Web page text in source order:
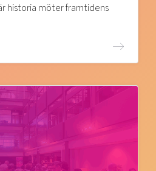
historia möter framtidens